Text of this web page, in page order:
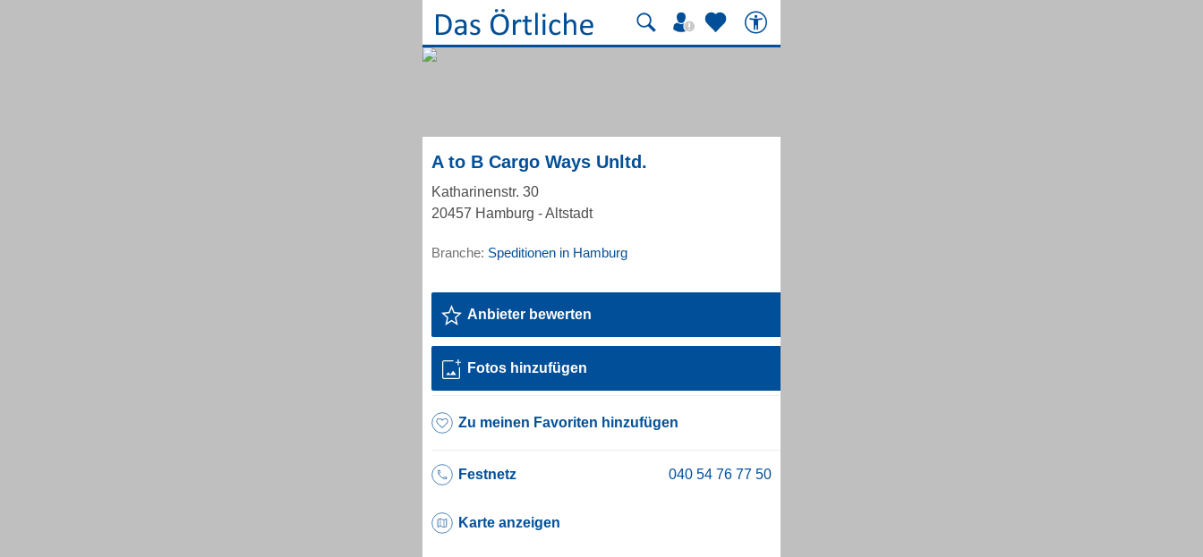
A to B Cargo Ways Unltd.
Katharinenstr. 30
20457 Hamburg - Altstadt
Branche: Speditionen in Hamburg
Anbieter bewerten
Fotos hinzufügen
Zu meinen Favoriten hinzufügen
Festnetz
Karte anzeigen